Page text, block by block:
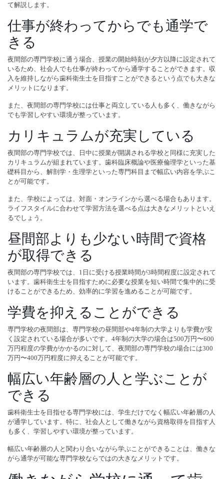
て解説します。
仕事が終わってからでも通学で
きる
夜間部の専門学校に通う場合、授業の開始時刻が夕方以降に設定されて
いるため、社会人でも仕事が終わってから通学することができます。収
入を維持しながら歯科衛生士を目指すことができるという点でも大きな
メリットになります。
また、夜間部の専門学校には仕事と両立している人も多く、働きながら
でも学習しやすい環境が整っています。
カリキュラムが充実している
夜間部の専門学校では、日中に授業が開講される学校と同様に充実した
カリキュラムが組まれています。歯科臨床概論や医療倫理学といった基
礎科目から、解剖学・生理学といった専門科目まで幅広い内容を学ぶこ
とが可能です。
また、学校によっては、対面・オンラインから選べる場合もあります。
ライフスタイルに合わせて学習方法を選べる点は大きなメリットといえ
るでしょう。
昼間部よりも少ない時間で資格
が取得できる
夜間部の専門学校では、1日に受ける授業時間が3時間程度に設定されて
います。歯科衛生士を目指すために必要な授業を短い時間で集中的に受
けることができるため、効率的に学習を進めることが可能です。
学費を抑えることができる
専門学校の夜間部は、専門学校の昼間部や4年制の大学よりも学費が安
く設定されている場合が多いです。4年制の大学の場合は500万円〜600
万円程度の学費がかかるのに対して、夜間部の専門学校の場合には300
万円〜400万円程度に抑えることが可能です。
幅広い年齢層の人と学ぶことが
できる
歯科衛生士を目指せる専門学校には、学生だけでなく幅広い年齢層の人
が通学しています。特に、社会人として働きながら資格取得を目指す人
も多く、学習しやすい環境が整っています。
幅広い年齢層の人と関わり合いながら学ぶことができることは、働きな
がら通学が可能な専門学校ならではの大きなメリットです。